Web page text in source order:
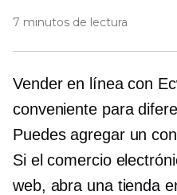
7 minutos de lectura
Vender en línea con
conveniente para
Puedes agregar un
Si el comercio
web, abra una tienda